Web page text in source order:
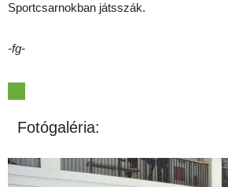
Sportcsarnokban játsszák.
-fg-
Fotógaléria: